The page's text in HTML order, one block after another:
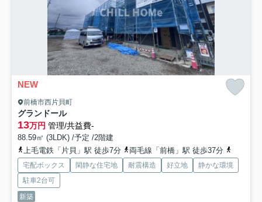
NEW
前橋市西片貝町
グランドール
13万円 管理/共益費-
88.59㎡ (3LDK) /予定 /2階建
上毛電鉄「片貝」駅 徒歩7分
両毛線「前橋」駅 徒歩37分
宅配ボックス 閑静な住宅地 耐震構造 好立地
静かな環境
駐車2台可
新築